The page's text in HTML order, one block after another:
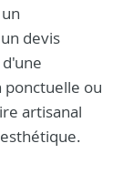
devis
ou
artisanal